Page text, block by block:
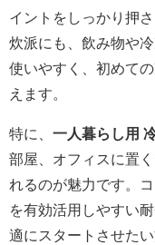
イントをしっかり押
炊派にも、飲み物や
使いやすく、初めて
えます。
特に、 一人暮らし用
部屋、オフィスに置く
れるのが魅力です。
を有効活用しやすい
適にスタートさせた